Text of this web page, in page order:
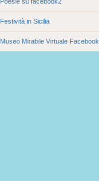
Festività in Sicilia
Museo Mirabile Virtuale Facebook